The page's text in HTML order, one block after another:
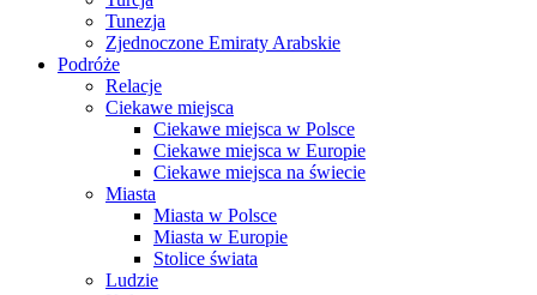
Tunezja
Zjednoczone Emiraty Arabskie
Podróże
Relacje
Ciekawe miejsca
Ciekawe miejsca w Polsce
Ciekawe miejsca w Europie
Ciekawe miejsca na świecie
Miasta
Miasta w Polsce
Miasta w Europie
Stolice świata
Ludzie